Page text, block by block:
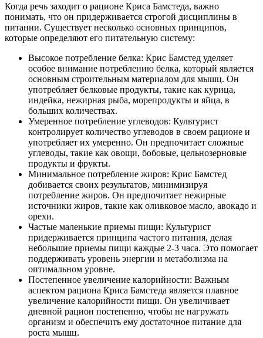
Когда речь заходит о рационе Криса Бамстеда, важно
понимать, что он придерживается строгой дисциплины в
питании. Существует несколько основных принципов,
которые определяют его питательную систему:
Высокое потребление белка: Крис Бамстед уделяет
особое внимание потреблению белка, который является
основным строительным материалом для мышц. Он
употребляет белковые продукты, такие как курица,
индейка, нежирная рыба, морепродукты и яйца, в
больших количествах.
Умеренное потребление углеводов: Культурист
контролирует количество углеводов в своем рационе и
употребляет их умеренно. Он предпочитает сложные
углеводы, такие как овощи, бобовые, цельнозерновые
продукты и фрукты.
Минимальное потребление жиров: Крис Бамстед
добивается своих результатов, минимизируя
потребление жиров. Он предпочитает нежирные
источники жиров, такие как оливковое масло, авокадо и
орехи.
Частые маленькие приемы пищи: Культурист
придерживается принципа частого питания, делая
небольшие приемы пищи каждые 2-3 часа. Это помогает
поддерживать уровень энергии и метаболизма на
оптимальном уровне.
Постепенное увеличение калорийности: Важным
аспектом рациона Криса Бамстеда является плавное
увеличение калорийности пищи. Он увеличивает
дневной рацион постепенно, чтобы не нагружать
организм и обеспечить ему достаточное питание для
роста мышц.